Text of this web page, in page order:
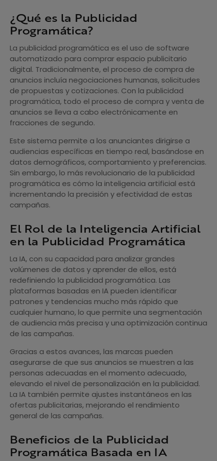
¿Qué es la Publicidad
Programática?
La publicidad programática es el uso de software
automatizado para comprar espacio publicitario
digital. Tradicionalmente, el proceso de compra de
anuncios incluía negociaciones humanas, solicitudes
de propuestas y cotizaciones. Con la publicidad
programática, todo el proceso de compra y venta de
anuncios se lleva a cabo electrónicamente en
fracciones de segundo.
Este sistema permite a los anunciantes dirigirse a
audiencias específicas en tiempo real, basándose en
datos demográficos, comportamiento y preferencias.
Sin embargo, lo más revolucionario de la publicidad
programática es cómo la inteligencia artificial está
incrementando la precisión y efectividad de estas
campañas.
El Rol de la Inteligencia Artificial
en la Publicidad Programática
La IA, con su capacidad para analizar grandes
volúmenes de datos y aprender de ellos, está
redefiniendo la publicidad programática. Las
plataformas basadas en IA pueden identificar
patrones y tendencias mucho más rápido que
cualquier humano, lo que permite una segmentación
de audiencia más precisa y una optimización continua
de las campañas.
Gracias a estos avances, las marcas pueden
asegurarse de que sus anuncios se muestren a las
personas adecuadas en el momento adecuado,
elevando el nivel de personalización en la publicidad.
La IA también permite ajustes instantáneos en las
ofertas publicitarias, mejorando el rendimiento
general de las campañas.
Beneficios de la Publicidad
Programática Basada en IA